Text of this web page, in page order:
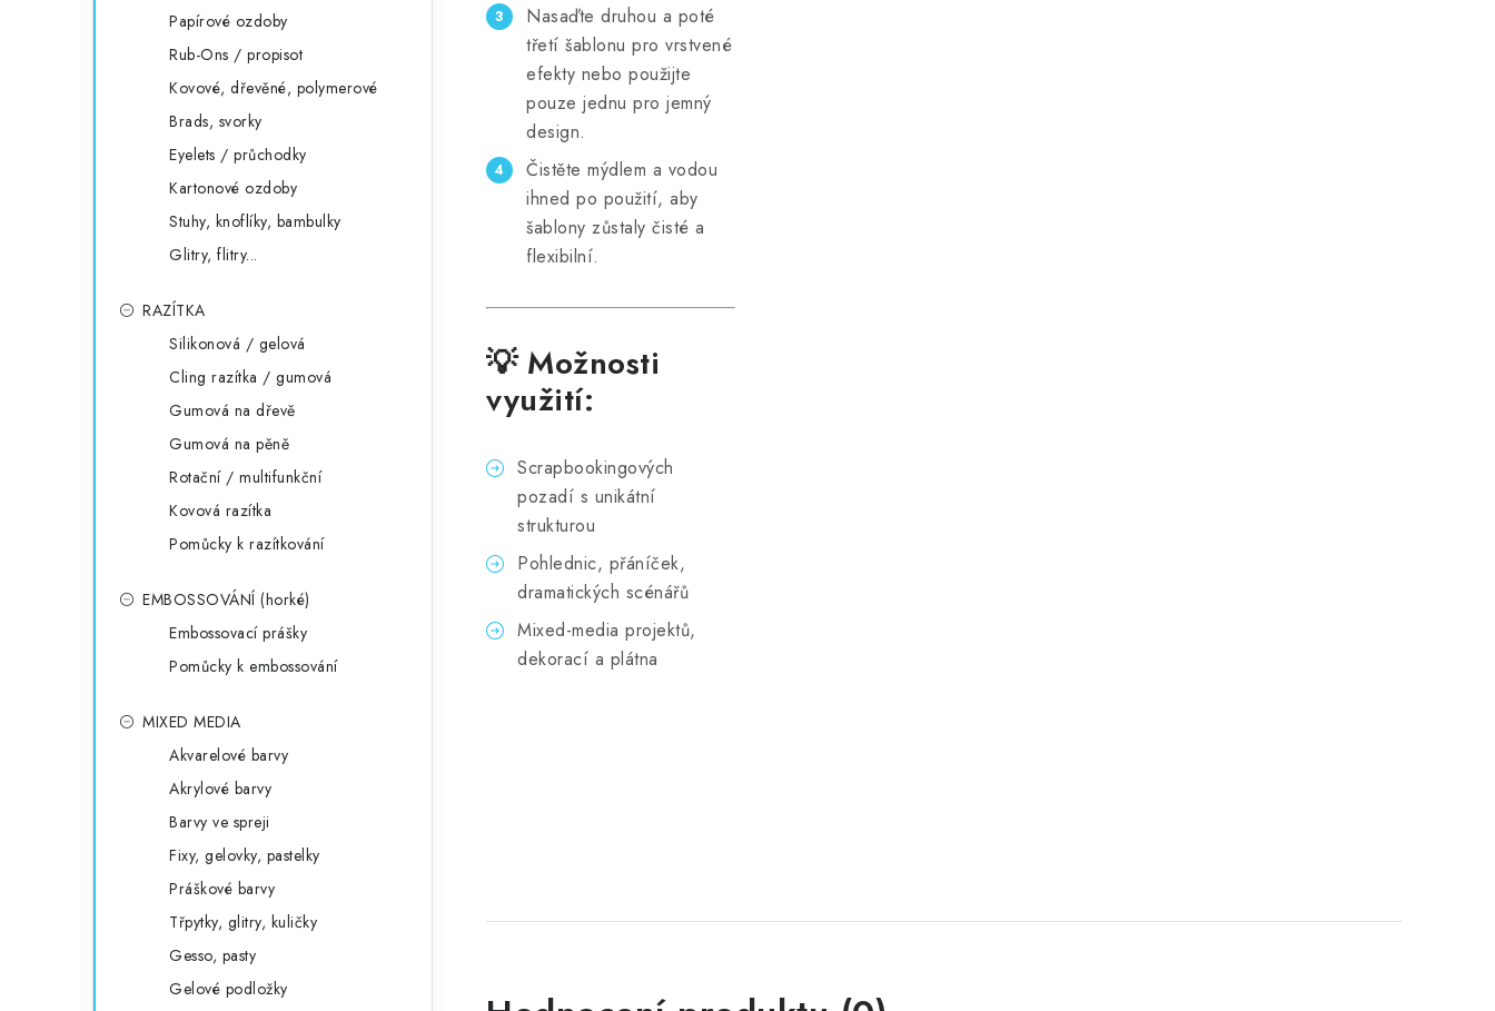
Papírové ozdoby
Rub-Ons / propisot
Kovové, dřevěné, polymerové
Brads, svorky
Eyelets / průchodky
Kartonové ozdoby
Stuhy, knoflíky, bambulky
Glitry, flitry...
RAZÍTKA
Silikonová / gelová
Cling razítka / gumová
Gumová na dřevě
Gumová na pěně
Rotační / multifunkční
Kovová razítka
Pomůcky k razítkování
EMBOSSOVÁNÍ (horké)
Embossovací prášky
Pomůcky k embossování
MIXED MEDIA
Akvarelové barvy
Akrylové barvy
Barvy ve spreji
Fixy, gelovky, pastelky
Práškové barvy
Třpytky, glitry, kuličky
Gesso, pasty
Gelové podložky
Nasaďte druhou a poté
třetí šablonu pro vrstvené
efekty nebo použijte
pouze jednu pro jemný
design.
Čistěte mýdlem a vodou
ihned po použití, aby
šablony zůstaly čisté a
flexibilní.
💡 Možnosti
využití:
Scrapbookingových
pozadí s unikátní
strukturou
Pohlednic, přáníček,
dramatických scénářů
Mixed-media projektů,
dekorací a plátna